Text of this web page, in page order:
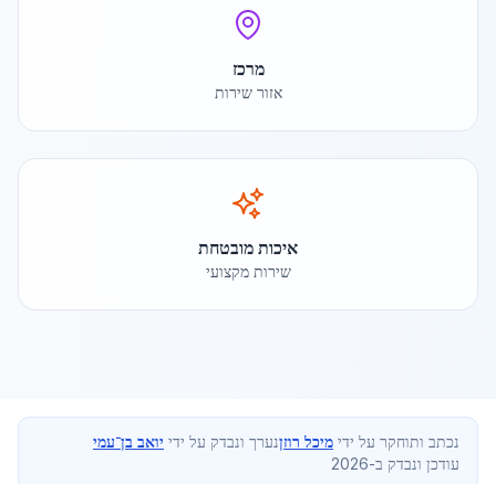
מרכז
אזור שירות
איכות מובטחת
שירות מקצועי
נכתב ותוחקר על ידי מיכל רוזןנערך ונבדק על ידי יואב בן־עמי
עודכן ונבדק ב-2026